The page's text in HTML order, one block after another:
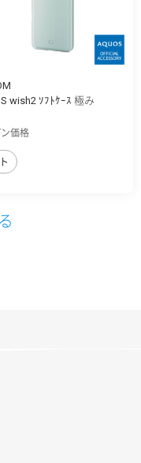
wish2 ｿﾌﾄｹｰｽ 極み
価格